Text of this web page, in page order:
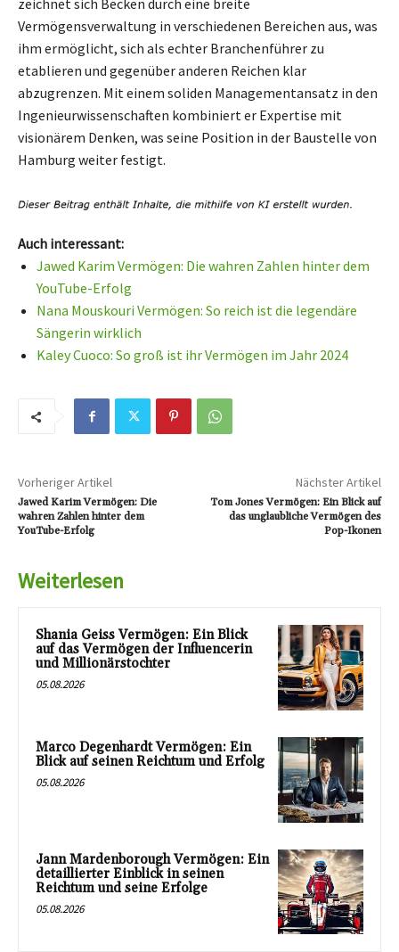
Vermögensverwaltung in verschiedenen Bereichen aus, was
ihm ermöglicht, sich als echter Branchenführer zu
etablieren und gegenüber anderen Reichen klar
abzugrenzen. Mit einem soliden Managementansatz in den
Ingenieurwissenschaften kombiniert er Expertise mit
visionärem Denken, was seine Position in der Baustelle von
Hamburg weiter festigt.
Auch interessant:
Jawed Karim Vermögen: Die wahren Zahlen hinter dem
YouTube-Erfolg
Nana Mouskouri Vermögen: So reich ist die legendäre
Sängerin wirklich
Kaley Cuoco: So groß ist ihr Vermögen im Jahr 2024
Vorheriger Artikel
Jawed Karim Vermögen: Die
wahren Zahlen hinter dem
YouTube-Erfolg
Nächster Artikel
Tom Jones Vermögen: Ein Blick auf
das unglaubliche Vermögen des
Pop-Ikonen
Weiterlesen
Shania Geiss Vermögen: Ein Blick
auf das Vermögen der Influencerin
und Millionärstochter
05.08.2026
Marco Degenhardt Vermögen: Ein
Blick auf seinen Reichtum und Erfolg
05.08.2026
Jann Mardenborough Vermögen: Ein
detaillierter Einblick in seinen
Reichtum und seine Erfolge
05.08.2026